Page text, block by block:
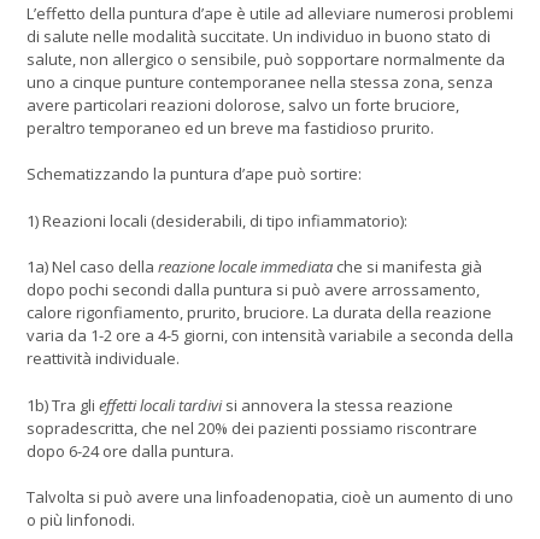
L’effetto della puntura d’ape è utile ad alleviare numerosi problemi
di salute nelle modalità succitate. Un individuo in buono stato di
salute, non allergico o sensibile, può sopportare normalmente da
uno a cinque punture contemporanee nella stessa zona, senza
avere particolari reazioni dolorose, salvo un forte bruciore,
peraltro temporaneo ed un breve ma fastidioso prurito.
Schematizzando la puntura d’ape può sortire:
1) Reazioni locali (desiderabili, di tipo infiammatorio):
1a) Nel caso della reazione locale immediata che si manifesta già
dopo pochi secondi dalla puntura si può avere arrossamento,
calore rigonfiamento, prurito, bruciore. La durata della reazione
varia da 1-2 ore a 4-5 giorni, con intensità variabile a seconda della
reattività individuale.
1b) Tra gli effetti locali tardivisi annovera la stessa reazione
sopradescritta, che nel 20% dei pazienti possiamo riscontrare
dopo 6-24 ore dalla puntura.
Talvolta si può avere una linfoadenopatia, cioè un aumento di uno
o più linfonodi.